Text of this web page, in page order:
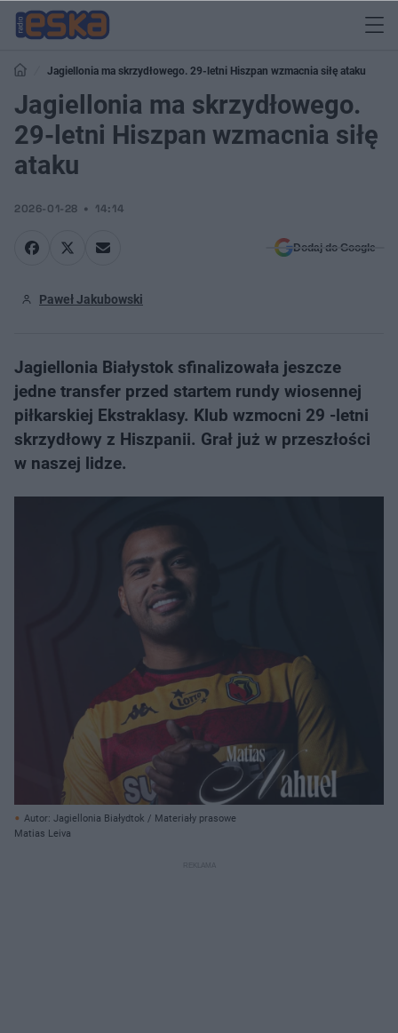
Jagiellonia ma skrzydłowego. 29-letni Hiszpan wzmacnia siłę ataku
Jagiellonia ma skrzydłowego.
29-letni Hiszpan wzmacnia siłę
ataku
2026-01-28 14:14
Dodaj do Google
Paweł Jakubowski
Jagiellonia Białystok sfinalizowała jeszcze
jedne transfer przed startem rundy wiosennej
piłkarskiej Ekstraklasy. Klub wzmocni 29 -letni
skrzydłowy z Hiszpanii. Grał już w przeszłości
w naszej lidze.
Autor: Jagiellonia Białydtok / Materiały prasowe
Matias Leiva